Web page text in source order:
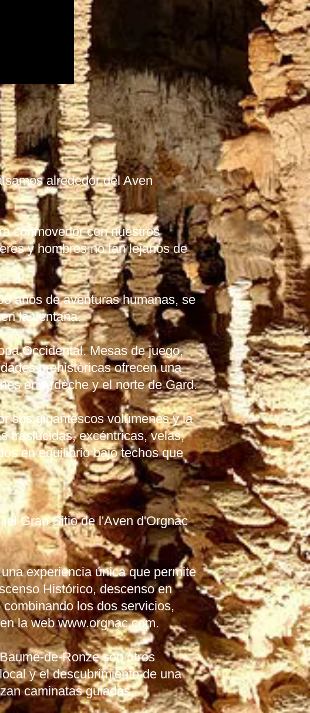
alrededor del Aven
conmovedor con nuestros
y hombres no tan lejanos de
años de aventuras humanas, se
la ventana.
Occidental. Mesas de juego,
prehistóricas ofrecen una
en Ardèche y el norte de Gard.
sus gigantescos volúmenes y la
traslúcidas, excéntricas, velas,
en equilibrio bajo techos que
Gran Sitio de l'Aven d'Orgnac
experiencia única que permite
Histórico, descenso en
los dos servicios,
la webwww.orgnac.com.
de-Ronze son otros
y el descubrimiento de una
caminatas guiadas,